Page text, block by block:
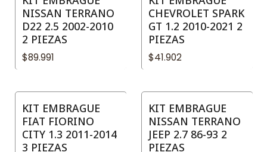
NISSAN TERRANO
D22 2.5 2002-2010
2 PIEZAS
$89.991
CHEVROLET SPARK
GT 1.2 2010-2021 2
PIEZAS
$41.902
KIT EMBRAGUE
FIAT FIORINO
CITY 1.3 2011-2014
3 PIEZAS
KIT EMBRAGUE
NISSAN TERRANO
JEEP 2.7 86-93 2
PIEZAS